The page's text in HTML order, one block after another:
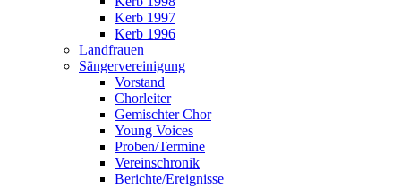
Kerb 1997
Kerb 1996
Landfrauen
Sängervereinigung
Vorstand
Chorleiter
Gemischter Chor
Young Voices
Proben/Termine
Vereinschronik
Berichte/Ereignisse